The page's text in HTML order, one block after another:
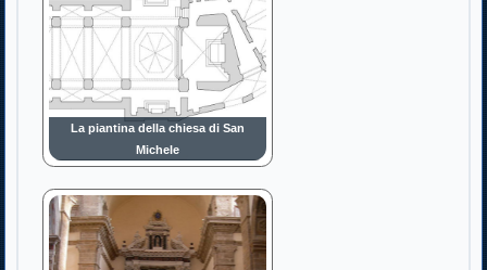
La piantina della chiesa di San
Michele